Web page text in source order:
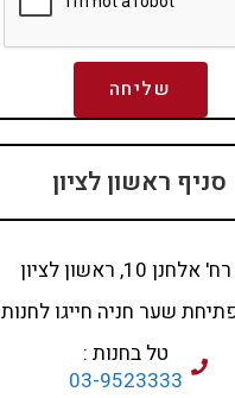
שליחה
סניף ראשון לציון
רח' אלחנן 10, ראשון לציון
שער חניה חייגו לחנות
טל בחנות :
03-9523333